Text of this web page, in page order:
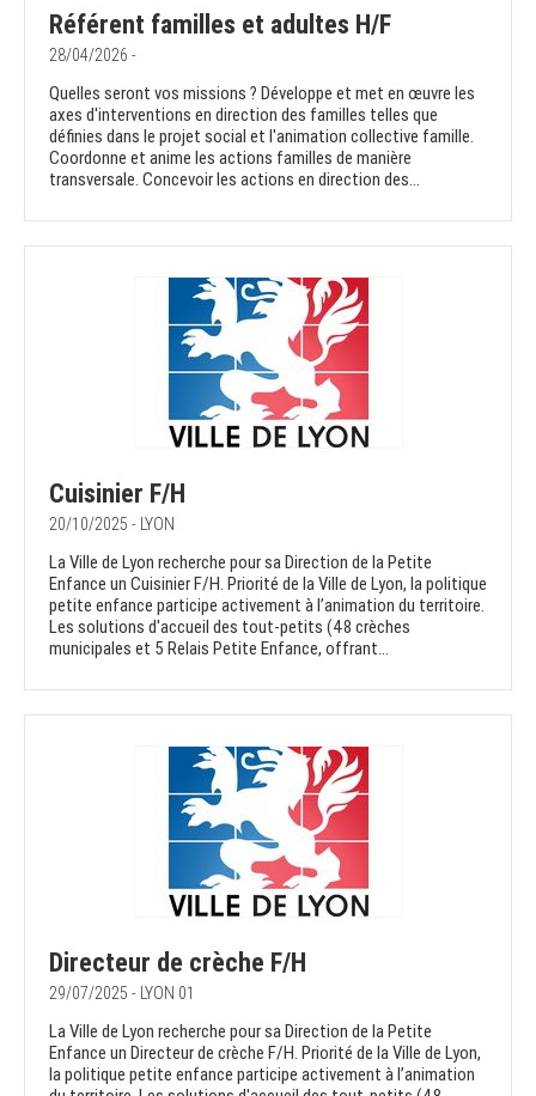
Référent familles et adultes H/F
28/04/2026 -
Quelles seront vos missions ? Développe et met en œuvre les
axes d'interventions en direction des familles telles que
définies dans le projet social et l'animation collective famille.
Coordonne et anime les actions familles de manière
transversale. Concevoir les actions en direction des...
Cuisinier F/H
20/10/2025 - LYON
La Ville de Lyon recherche pour sa Direction de la Petite
Enfance un Cuisinier F/H. Priorité de la Ville de Lyon, la politique
petite enfance participe activement à l’animation du territoire.
Les solutions d'accueil des tout-petits (48 crèches
municipales et 5 Relais Petite Enfance, offrant...
Directeur de crèche F/H
29/07/2025 - LYON 01
La Ville de Lyon recherche pour sa Direction de la Petite
Enfance un Directeur de crèche F/H. Priorité de la Ville de Lyon,
la politique petite enfance participe activement à l’animation